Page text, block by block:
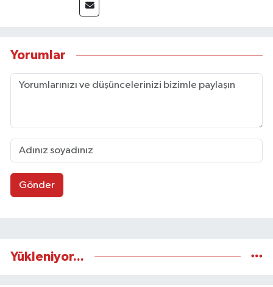
Yorumlar
Gönder
Yükleniyor...